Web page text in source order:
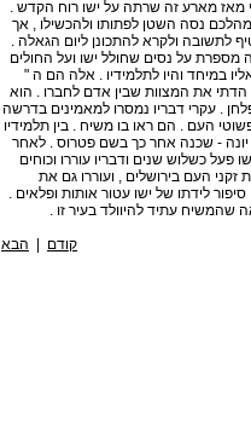
מאז מארע זה שרתה על ישו רוח הקדש .
נסה השטן לפתותו ולהכשילו , אך
לתשובה ולקרא להתכונן ליום הגאלה .
על נסים שחולל ישו ועל החולים
במיחד והיו לתלמידיו . אלה הם ה "
את המצוות שבין אדם לחברו . הוא
. עקרי דבריו נמסרו למאמינים בדרשה
העם . הם ראו בו משיח . בין תלמידיו
יונה - שכנה אחר כך בשם פטרוס . לאחר
כשלוש שנים ודבריו עוררו וכוחים
העם בירושלים , ועוררו גם את
לידתו של ישו עטור אותות ופלאים .
עתיד להיוולד בעיר זו .
קודם | הבא